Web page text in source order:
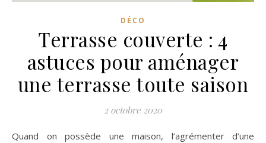
DÉCO
Terrasse couverte : 4
astuces pour aménager
une terrasse toute saison
2 octobre 2020
Quand on possède une maison, l’agrémenter d’une